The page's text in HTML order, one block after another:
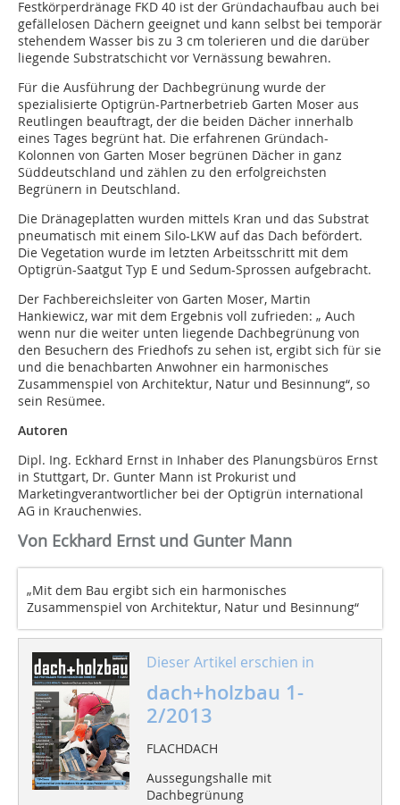
Festkörperdränage FKD 40 ist der Gründachaufbau auch bei
gefällelosen Dächern geeignet und kann selbst bei temporär
stehendem Wasser bis zu 3 cm tolerieren und die darüber
liegende Substratschicht vor Vernässung bewahren.
Für die Ausführung der Dachbegrünung wurde der
spezialisierte Optigrün-Partnerbetrieb Garten Moser aus
Reutlingen beauftragt, der die beiden Dächer innerhalb
eines Tages begrünt hat. Die erfahrenen Gründach-
Kolonnen von Garten Moser begrünen Dächer in ganz
Süddeutschland und zählen zu den erfolgreichsten
Begrünern in Deutschland.
Die Dränageplatten wurden mittels Kran und das Substrat
pneumatisch mit einem Silo-LKW auf das Dach befördert.
Die Vegetation wurde im letzten Arbeitsschritt mit dem
Optigrün-Saatgut Typ E und Sedum-Sprossen aufgebracht.
Der Fachbereichsleiter von Garten Moser, Martin
Hankiewicz, war mit dem Ergebnis voll zufrieden: „ Auch
wenn nur die weiter unten liegende Dachbegrünung von
den Besuchern des Friedhofs zu sehen ist, ergibt sich für sie
und die benachbarten Anwohner ein harmonisches
Zusammenspiel von Architektur, Natur und Besinnung“, so
sein Resümee.
Autoren
Dipl. Ing. Eckhard Ernst in Inhaber des Planungsbüros Ernst
in Stuttgart, Dr. Gunter Mann ist Prokurist und
Marketingverantwortlicher bei der Optigrün international
AG in Krauchenwies.
Von Eckhard Ernst und Gunter Mann
„Mit dem Bau ergibt sich ein harmonisches
Zusammenspiel von Architektur, Natur und Besinnung“
Dieser Artikel erschien in
dach+holzbau 1-
2/2013
FLACHDACH
Aussegungshalle mit
Dachbegrünung